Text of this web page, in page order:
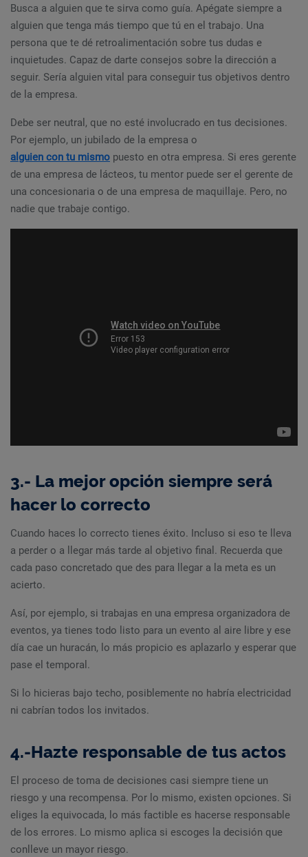
Busca a alguien que te sirva como guía. Apégate siempre a
alguien que tenga más tiempo que tú en el trabajo. Una
persona que te dé retroalimentación sobre tus dudas e
inquietudes. Capaz de darte consejos sobre la dirección a
seguir. Sería alguien vital para conseguir tus objetivos dentro
de la empresa.
Debe ser neutral, que no esté involucrado en tus decisiones.
Por ejemplo, un jubilado de la empresa o
alguien con tu mismo puesto en otra empresa. Si eres gerente
de una empresa de lácteos, tu mentor puede ser el gerente de
una concesionaria o de una empresa de maquillaje. Pero, no
nadie que trabaje contigo.
3.- La mejor opción siempre será
hacer lo correcto
Cuando haces lo correcto tienes éxito. Incluso si eso te lleva
a perder o a llegar más tarde al objetivo final. Recuerda que
cada paso concretado que des para llegar a la meta es un
acierto.
Así, por ejemplo, si trabajas en una empresa organizadora de
eventos, ya tienes todo listo para un evento al aire libre y ese
día cae un huracán, lo más propicio es aplazarlo y esperar que
pase el temporal.
Si lo hicieras bajo techo, posiblemente no habría electricidad
ni cabrían todos los invitados.
4.-Hazte responsable de tus actos
El proceso de toma de decisiones casi siempre tiene un
riesgo y una recompensa. Por lo mismo, existen opciones. Si
eliges la equivocada, lo más factible es hacerse responsable
de los errores. Lo mismo aplica si escoges la decisión que
conlleve un mayor riesgo.